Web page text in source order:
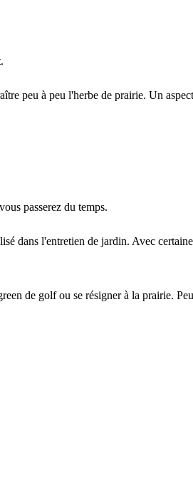
peu à peu l'herbe de prairie. Un
passerez du temps.
dans l'entretien de jardin. Avec
de golf ou se résigner à la prairie.